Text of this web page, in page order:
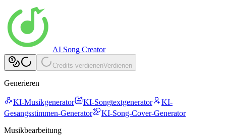
AI Song Creator
Credits verdienenVerdienen
Generieren
KI-Musikgenerator KI-Songtextgenerator
KI-
Gesangsstimmen-Generator
KI-Song-Cover-Generator
Musikbearbeitung